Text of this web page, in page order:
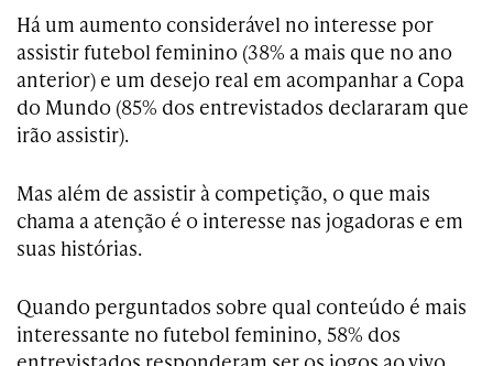
Há um aumento considerável no interesse por
assistir futebol feminino (38% a mais que no ano
anterior) e um desejo real em acompanhar a Copa
do Mundo (85% dos entrevistados declararam que
irão assistir).
Mas além de assistir à competição, o que mais
chama a atenção é o interesse nas jogadoras e em
suas histórias.
Quando perguntados sobre qual conteúdo é mais
interessante no futebol feminino, 58% dos